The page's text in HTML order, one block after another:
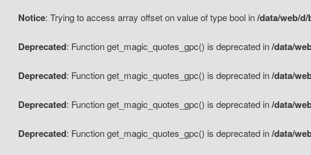
Notice: Trying to access array offset on value of type bool in/data/web/
Deprecated: Function get_magic_quotes_gpc() is deprecated in/data/
Deprecated: Function get_magic_quotes_gpc() is deprecated in/data/
Deprecated: Function get_magic_quotes_gpc() is deprecated in/data/
Deprecated: Function get_magic_quotes_gpc() is deprecated in/data/